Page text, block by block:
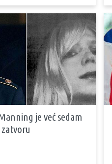
je već sedam